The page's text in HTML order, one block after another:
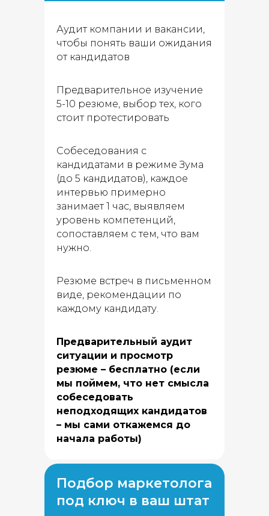
Аудит компании и вакансии,
чтобы понять ваши ожидания
от кандидатов
Предварительное изучение
5-10 резюме, выбор тех, кого
стоит протестировать
Собеседования с
кандидатами в режиме Зума
(до 5 кандидатов), каждое
интервью примерно
занимает 1 час, выявляем
уровень компетенций,
сопоставляем с тем, что вам
нужно.
Резюме встреч в письменном
виде, рекомендации по
каждому кандидату.
Предварительный аудит
ситуации и просмотр
резюме – бесплатно (если
мы поймем, что нет смысла
собеседовать
неподходящих кандидатов
– мы сами откажемся до
начала работы)
Подбор маркетолога
под ключ в ваш штат
Кейсы